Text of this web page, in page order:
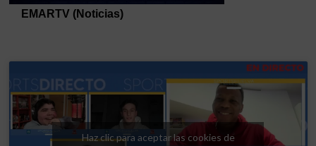
Haz clic para aceptar las cookies de